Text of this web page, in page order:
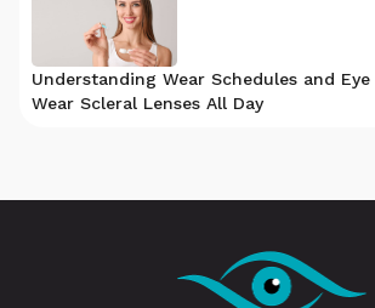
Understanding Wear Schedules and
Wear Scleral Lenses All Day